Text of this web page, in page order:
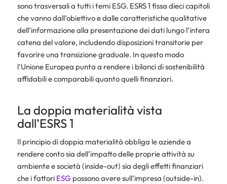
sono trasversali a tutti i temi ESG. ESRS 1 fissa dieci capitoli
che vanno dall’obiettivo e dalle caratteristiche qualitative
dell’informazione alla presentazione dei dati lungo l’intera
catena del valore, includendo disposizioni transitorie per
favorire una transizione graduale. In questo modo
l’Unione Europea punta a rendere i bilanci di sostenibilità
affidabili e comparabili quanto quelli finanziari.
La doppia materialità vista
dall’ESRS 1
Il principio didoppia materialità obbliga le aziende a
rendere conto sia dell’impatto delle proprie attività su
ambiente e società (inside-out) sia degli effetti finanziari
che i fattori ESG possono avere sull’impresa (outside-in).